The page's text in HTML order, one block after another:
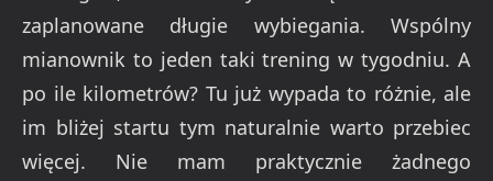
zaplanowane długie wybiegania. Wspólny
mianownik to jeden taki trening w tygodniu. A
po ile kilometrów? Tu już wypada to różnie, ale
im bliżej startu tym naturalnie warto przebiec
więcej. Nie mam praktycznie żadnego